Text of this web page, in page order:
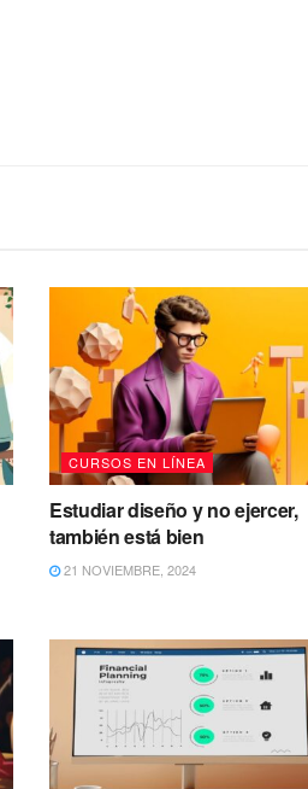
CURSOS EN LÍNEA
Estudiar diseño y no ejercer,
también está bien
21 NOVIEMBRE, 2024